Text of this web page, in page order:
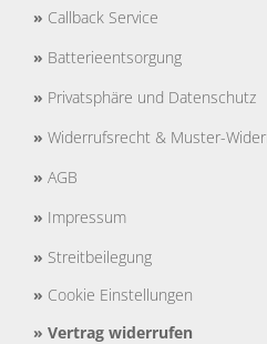
» Callback Service
» Batterieentsorgung
» Privatsphäre und Datenschutz
» Widerrufsrecht & Muster-
» AGB
» Impressum
» Streitbeilegung
» Cookie Einstellungen
» Vertrag widerrufen